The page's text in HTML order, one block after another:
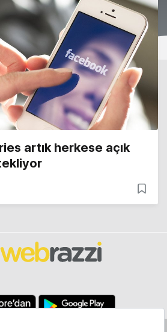
artık herkese açık